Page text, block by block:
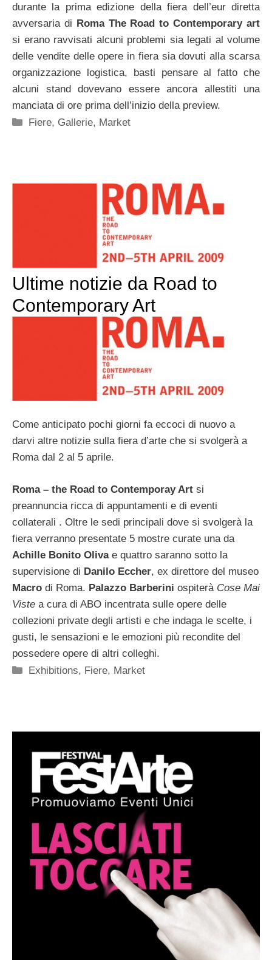
durante la prima edizione della fiera dell’eur diretta
avversaria di Roma The Road to Contemporary art
si erano ravvisati alcuni problemi sia legati al volume
delle vendite delle opere in fiera sia dovuti alla scarsa
organizzazione logistica, basti pensare al fatto che
alcuni stand dovevano essere ancora allestiti una
manciata di ore prima dell’inizio della preview.
Categorie
Fiere, Gallerie, Market
Ultime notizie da Road to
Contemporary Art
Come anticipato pochi giorni fa eccoci di nuovo a
darvi altre notizie sulla fiera d’arte che si svolgerà a
Roma dal 2 al 5 aprile.
Roma – the Road to Contemporay Art si
preannuncia ricca di appuntamenti e di eventi
collaterali . Oltre le sedi principali dove si svolgerà la
fiera verranno presentate 5 mostre curate una da
Achille Bonito Olivae quattro saranno sotto la
supervisione di Danilo Eccher, ex direttore del museo
Macro di Roma. Palazzo Barberini ospiterà Cose Mai
Viste a cura di ABO incentrata sulle opere delle
collezioni private degli artisti e che indaga le scelte, i
gusti, le sensazioni e le emozioni più recondite del
possedere opere di altri colleghi.
Categorie
Exhibitions, Fiere, Market